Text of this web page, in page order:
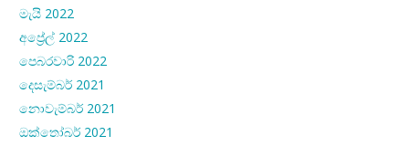
මැයි 2022
අප්‍රේල් 2022
පෙබරවාරි 2022
දෙසැම්බර් 2021
නොවැම්බර් 2021
ඔක්තෝබර් 2021